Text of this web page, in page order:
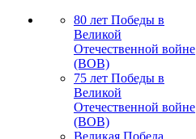
80 лет Победы в
Великой
Отечественной войне
(ВОВ)
75 лет Победы в
Великой
Отечественной войне
(ВОВ)
Великая Победа